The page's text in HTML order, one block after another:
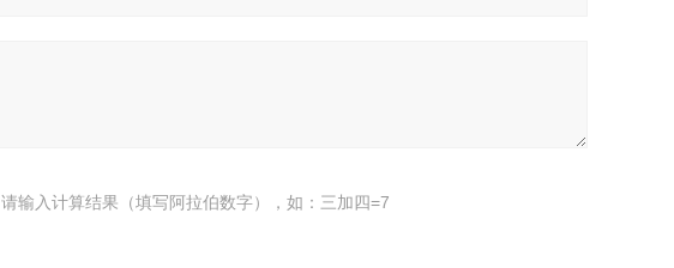
请输入计算结果（填写阿拉伯数字），如：三加四=7